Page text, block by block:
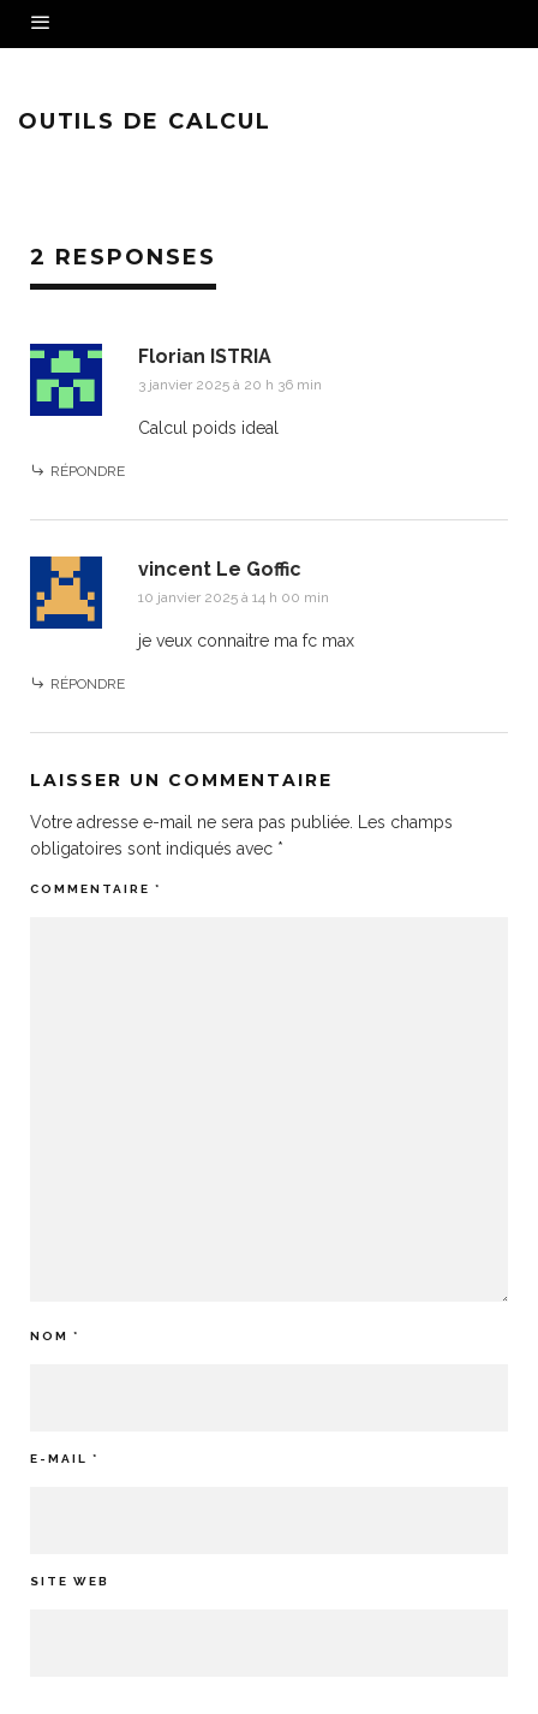
OUTILS DE CALCUL
2 RESPONSES
Florian ISTRIA
3 janvier 2025 à 20 h 36 min
Calcul poids ideal
RÉPONDRE
vincent Le Goffic
10 janvier 2025 à 14 h 00 min
je veux connaitre ma fc max
RÉPONDRE
LAISSER UN COMMENTAIRE
Votre adresse e-mail ne sera pas publiée.
Les champs
obligatoires sont indiqués avec *
COMMENTAIRE *
NOM *
E-MAIL *
SITE WEB